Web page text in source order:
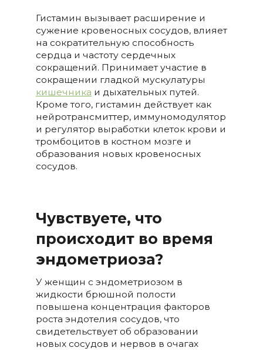
Гистамин вызывает расширение и
сужение кровеносных сосудов, влияет
на сократительную способность
сердца и частоту сердечных
сокращений. Принимает участие в
сокращении гладкой мускулатуры
кишечника и дыхательных путей.
Кроме того, гистамин действует как
нейротрансмиттер, иммуномодулятор
и регулятор выработки клеток крови и
тромбоцитов в костном мозге и
образования новых кровеносных
сосудов.
Чувствуете, что
происходит во время
эндометриоза?
У женщин с эндометриозом в
жидкости брюшной полости
повышена концентрация факторов
роста эндотелия сосудов, что
свидетельствует об образовании
новых сосудов и нервов в очагах